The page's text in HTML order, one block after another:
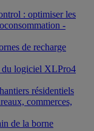
: optimiser les
-
de recharge
du logiciel XLPro4
résidentiels
commerces,
de la borne